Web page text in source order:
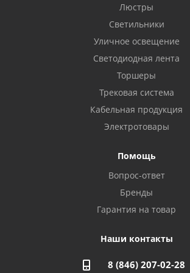
Бузулук, ул. Октябрьская, 24
Балаково, ул. Комарова, 55
Октябрьский, ул. Свердлова, 28
Азнакаево, ул. Булгар, 2. ТЦ "Акчарлак"
Стерлитамак, ул. Вокзальная, 13
Магнитогорск, ул. Труда, 14
Люстры
Светильники
Уличное освещение
Светодиодная лента
Торшеры
Трековая система
Кабельная продукция
Электротовары
Помощь
Вопрос-ответ
Бренды
Гарантия на товар
Наши контакты
8 (846) 207-02-28